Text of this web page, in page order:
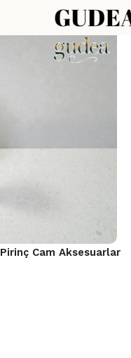
Pirinç Cam Aksesuarlar